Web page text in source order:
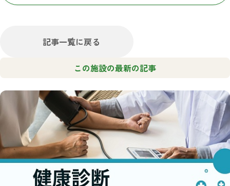
記事一覧に戻る
この施設の最新の記事